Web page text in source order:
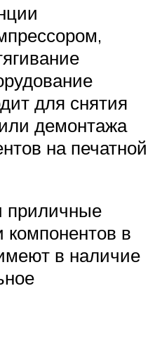
для снятия
демонтажа
на печатной
приличные
компонентов в
в наличие